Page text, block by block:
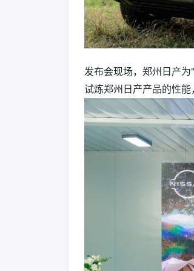
发布会现场，郑州日产
试炼郑州日产产品的性能